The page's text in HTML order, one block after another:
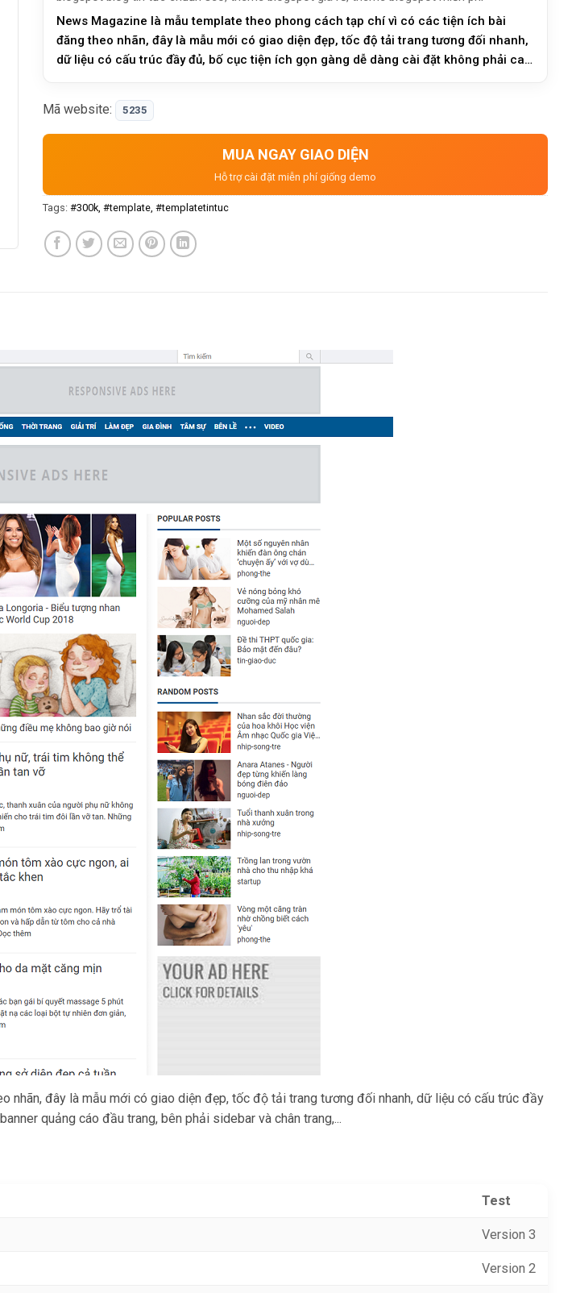
News Magazine là mẫu template theo phong cách tạp chí vì có các tiện ích bài
đăng theo nhãn, đây là mẫu mới có giao diện đẹp, tốc độ tải trang tương đối nhanh,
dữ liệu có cấu trúc đầy đủ, bố cục tiện ích gọn gàng dễ dàng cài đặt không phải can
Mã website: 5235
MUA NGAY GIAO DIỆN
Hỗ trợ cài đặt miễn phí giống demo
Tags: #300k #template #templatetintuc
đây là mẫu mới có giao diện đẹp, tốc độ tải trang tương đối nhanh, dữ liệu có cấu trúc đầy
quảng cáo đầu trang, bên phải sidebar và chân trang,...
Test
Version 3
Version 2